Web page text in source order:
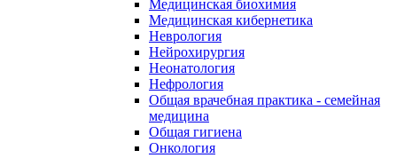
Медицинская биохимия
Медицинская кибернетика
Неврология
Нейрохирургия
Неонатология
Нефрология
Общая врачебная практика - семейная
медицина
Общая гигиена
Онкология